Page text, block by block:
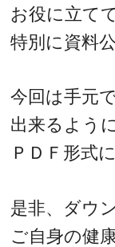
お役に立て
特別に資料
今回は手元
出来るよう
ＰＤＦ形式
是非、ダウ
ご自身の健